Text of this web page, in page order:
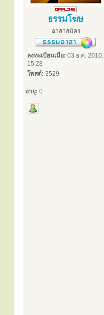
ธรรมโฆษ
อาสาสมัคร
ลงทะเบียนเมื่อ: 03 ธ.ค. 2010,
15:28
โพสต์: 3529
อายุ: 0